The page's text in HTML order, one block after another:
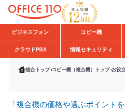
H
oビジネスフォン コピー機
クラウドPBX 情報セキュリティ
総合トップ コピー機（複合機）トップ お役
「複合機の価格や選ぶポイント